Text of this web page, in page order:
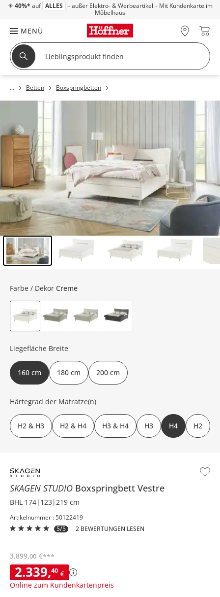
☀ 40%* auf ALLES – außer Elektro- & Werbeartikel – Mit Kundenkarte im
Möbelhaus
MENÜ
Betten Boxspringbetten
SKAGEN STUDIO Boxspringbett Vestre
BHL 174|123|219 cm
Artikelnummer : 50122419
5/5
2 BEWERTUNGEN LESEN
2.339,40 €
Online zum Kundenkartenpreis
3.899,00 €***
Farbe / Dekor Creme
Liegefläche Breite
160 cm 180 cm 200 cm
Härtegrad der Matratze(n)
H2 & H3 H2 & H4 H3 & H4 H3 H4 H2